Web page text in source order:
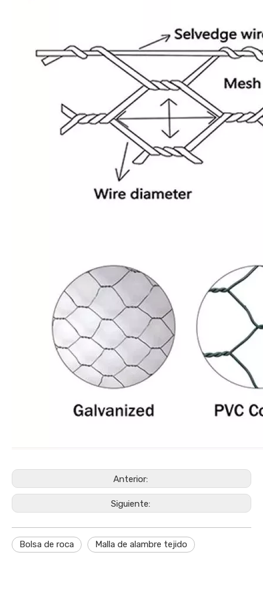
Anterior:
Siguiente:
Bolsa de roca Malla de alambre tejido